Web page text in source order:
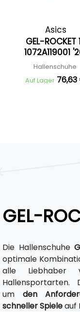
Asics
GEL-ROCKET
1072A119001
Hallenschuhe
Auf Lager
GEL-
Die Hallenschuhe
optimale
alle Liebhaber
Hallensportarten.
um den
schneller Spieleauf